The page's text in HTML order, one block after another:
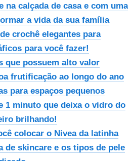
na calçada de casa e com uma
a vida da sua família
crochê elegantes para
para você fazer!
que possuem alto valor
frutificação ao longo do ano
para espaços pequenos
1 minuto que deixa o vidro do
brilhando!
colocar o Nivea da latinha
de skincare e os tipos de pele